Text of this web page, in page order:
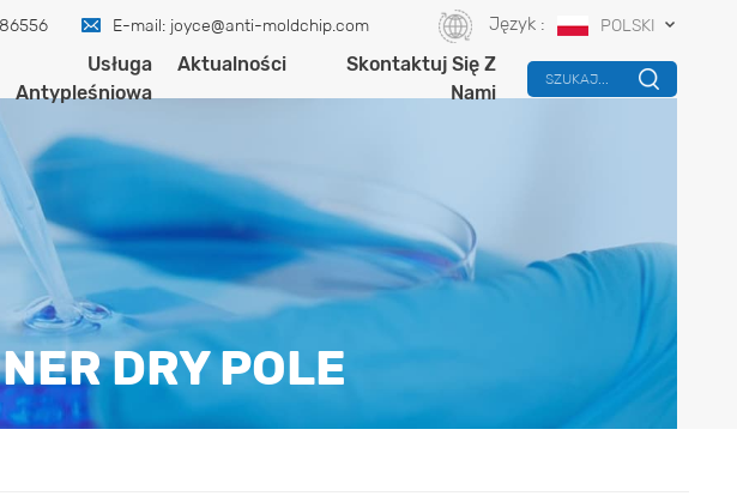
E-mail: joyce@anti-moldchip.com Język : POLSKI
Usługa
Antypleśniowa
Aktualności
Skontaktuj Się Z
Nami
SZUKAJ...
DRY POLE